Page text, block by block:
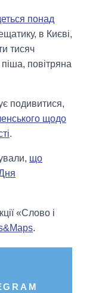
понад
в Києві,
тисяч
повітряна
подивитися,
щодо
.
що
«Слово і
.